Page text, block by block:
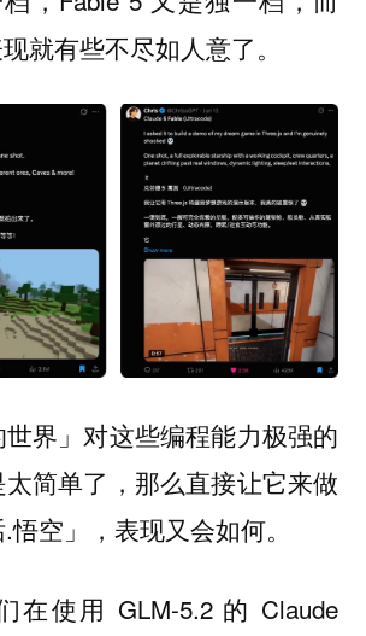
就有些不尽如人意了。
界」对这些编程能力极强的
简单了，那么直接让它来做
空」，表现又会如何。
在使用 GLM-5.2 的 Claude